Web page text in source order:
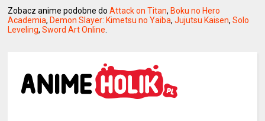
Zobacz anime podobne doAttack on Titan,Boku no Hero
Academia,Demon Slayer: Kimetsu no Yaiba,Jujutsu Kaisen,Solo
Leveling,Sword Art Online